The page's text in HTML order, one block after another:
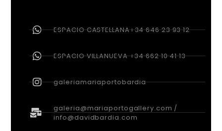
ESPACIO CASTELLANA+34 646 23 93 12
ESPACIO VILLANUEVA +34 662 10 41 13
galeriamariaportobardia
galeria@mariaportogallery.com /
info@davidbardia.com